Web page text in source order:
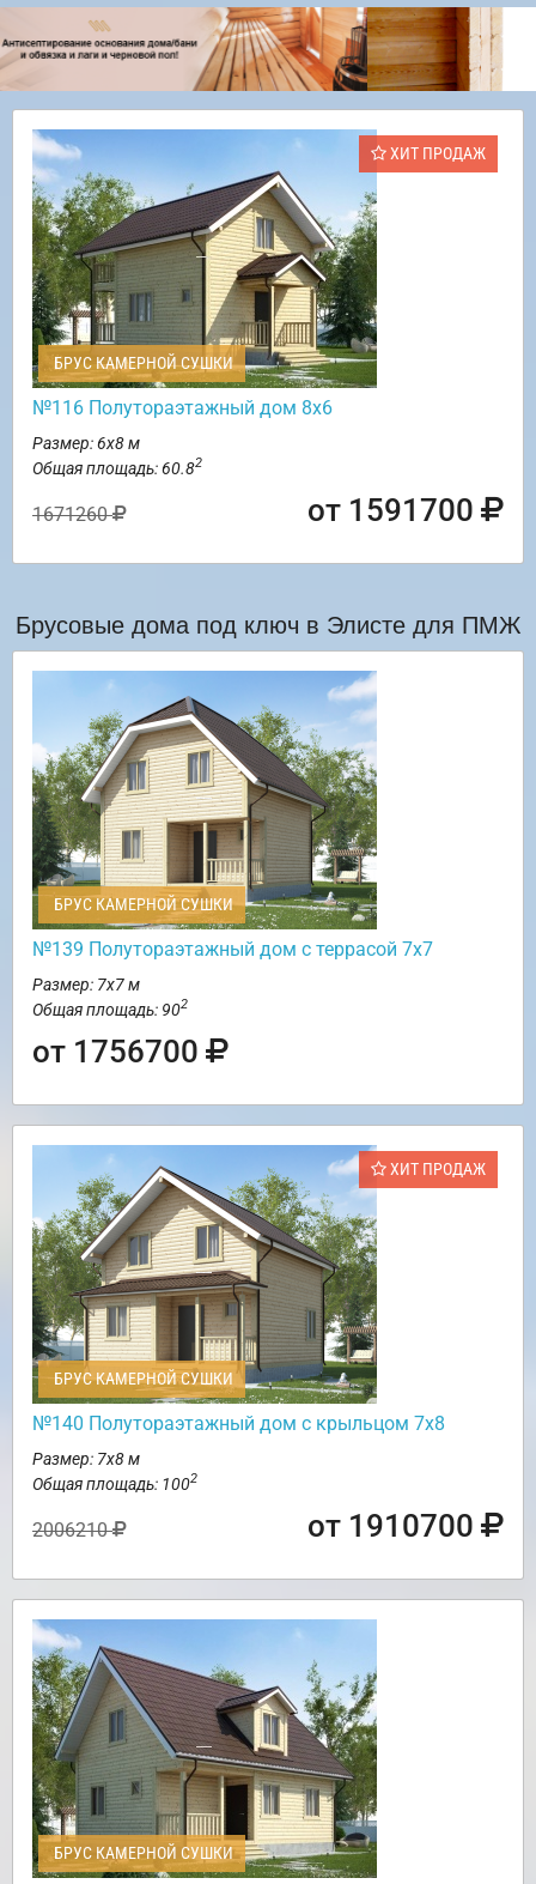
ХИТ ПРОДАЖ
БРУС КАМЕРНОЙ СУШКИ
№116 Полутораэтажный дом 8х6
Размер: 6х8 м
Общая площадь: 60.82
1671260 от 1591700
Брусовые дома под ключ в Элисте для ПМЖ
БРУС КАМЕРНОЙ СУШКИ
№139 Полутораэтажный дом с террасой 7х7
Размер: 7х7 м
Общая площадь: 902
от 1756700
ХИТ ПРОДАЖ
БРУС КАМЕРНОЙ СУШКИ
№140 Полутораэтажный дом с крыльцом 7х8
Размер: 7х8 м
Общая площадь: 1002
2006210 от 1910700
БРУС КАМЕРНОЙ СУШКИ